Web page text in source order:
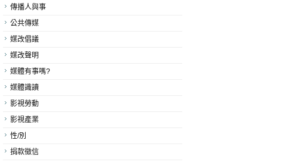
傳播人與事
公共傳媒
媒改倡議
媒改聲明
媒體有事嗎?
媒體識讀
影視勞動
影視產業
性/別
捐款徵信